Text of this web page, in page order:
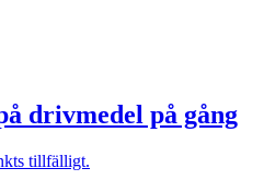
drivmedel på gång
tillfälligt.